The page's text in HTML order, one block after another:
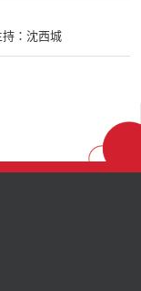
持：沈西城